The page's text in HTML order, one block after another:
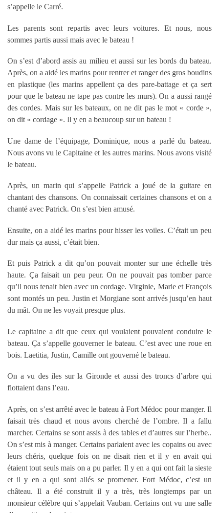
s’appelle le Carré.
Les parents sont repartis avec leurs voitures. Et nous, nous
sommes partis aussi mais avec le bateau !
On s’est d’abord assis au milieu et aussi sur les bords du bateau.
Après, on a aidé les marins pour rentrer et ranger des gros boudins
en plastique (les marins appellent ça des pare-battage et ça sert
pour que le bateau ne tape pas contre les murs). On a aussi rangé
des cordes. Mais sur les bateaux, on ne dit pas le mot « corde »,
on dit « cordage ». Il y en a beaucoup sur un bateau !
Une dame de l’équipage, Dominique, nous a parlé du bateau.
Nous avons vu le Capitaine et les autres marins. Nous avons visité
le bateau.
Après, un marin qui s’appelle Patrick a joué de la guitare en
chantant des chansons. On connaissait certaines chansons et on a
chanté avec Patrick. On s’est bien amusé.
Ensuite, on a aidé les marins pour hisser les voiles. C’était un peu
dur mais ça aussi, c’était bien.
Et puis Patrick a dit qu’on pouvait monter sur une échelle très
haute. Ça faisait un peu peur. On ne pouvait pas tomber parce
qu’il nous tenait bien avec un cordage. Virginie, Marie et François
sont montés un peu. Justin et Morgiane sont arrivés jusqu’en haut
du mât. On ne les voyait presque plus.
Le capitaine a dit que ceux qui voulaient pouvaient conduire le
bateau. Ça s’appelle gouverner le bateau. C’est avec une roue en
bois. Laetitia, Justin, Camille ont gouverné le bateau.
On a vu des iles sur la Gironde et aussi des troncs d’arbre qui
flottaient dans l’eau.
Après, on s’est arrêté avec le bateau à Fort Médoc pour manger. Il
faisait très chaud et nous avons cherché de l’ombre. Il a fallu
marcher. Certains se sont assis à des tables et d’autres sur l’herbe..
On s’est mis à manger. Certains parlaient avec les copains ou avec
leurs chéris, quelque fois on ne disait rien et il y en avait qui
étaient tout seuls mais on a pu parler. Il y en a qui ont fait la sieste
et il y en a qui sont allés se promener. Fort Médoc, c’est un
château. Il a été construit il y a très, très longtemps par un
monsieur célèbre qui s’appelait Vauban. Certains ont vu une salle